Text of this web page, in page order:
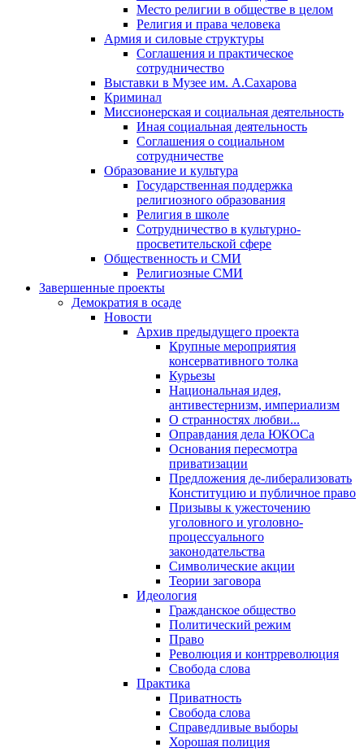
Место религии в обществе в целом
Религия и права человека
Армия и силовые структуры
Соглашения и практическое
сотрудничество
Выставки в Музее им. А.Сахарова
Криминал
Миссионерская и социальная деятельность
Иная социальная деятельность
Соглашения о социальном
сотрудничестве
Образование и культура
Государственная поддержка
религиозного образования
Религия в школе
Сотрудничество в культурно-
просветительской сфере
Общественность и СМИ
Религиозные СМИ
Завершенные проекты
Демократия в осаде
Новости
Архив предыдущего проекта
Крупные мероприятия
консервативного толка
Курьезы
Национальная идея,
антивестернизм, империализм
О странностях любви...
Оправдания дела ЮКОСа
Основания пересмотра
приватизации
Предложения де-либерализовать
Конституцию и публичное право
Призывы к ужесточению
уголовного и уголовно-
процессуального
законодательства
Символические акции
Теории заговора
Идеология
Гражданское общество
Политический режим
Право
Революция и контрреволюция
Свобода слова
Практика
Приватность
Свобода слова
Справедливые выборы
Хорошая полиция